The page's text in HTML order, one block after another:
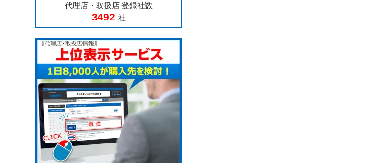
代理店・取扱店 登録社数
3492 社